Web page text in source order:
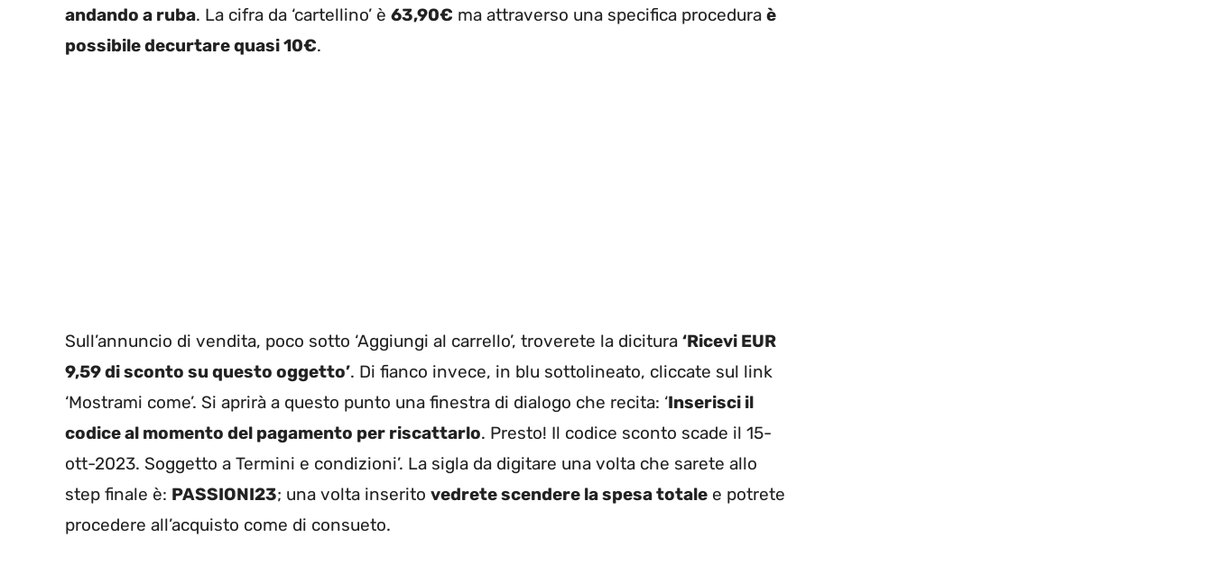
andando a ruba. La cifra da ‘cartellino’ è 63,90€ ma attraverso una specifica procedura è
possibile decurtare quasi 10€.
Sull’annuncio di vendita, poco sotto ‘Aggiungi al carrello’, troverete la dicitura ‘Ricevi EUR
9,59 di sconto su questo oggetto’. Di fianco invece, in blu sottolineato, cliccate sul link
‘Mostrami come’. Si aprirà a questo punto una finestra di dialogo che recita: ‘Inserisci il
codice al momento del pagamento per riscattarlo. Presto! Il codice sconto scade il 15-
ott-2023. Soggetto a Termini e condizioni’. La sigla da digitare una volta che sarete allo
step finale è: PASSIONI23; una volta inserito vedrete scendere la spesa totale e potrete
procedere all’acquisto come di consueto.